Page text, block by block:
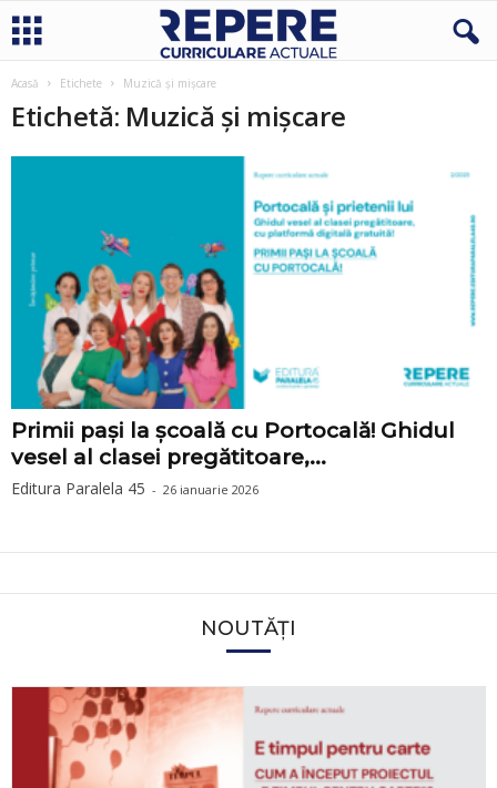
Acasă Etichete Muzică și mișcare
Etichetă: Muzică și mișcare
Primii pași la școală cu Portocală! Ghidul
vesel al clasei pregătitoare,...
Editura Paralela 45 - 26 ianuarie 2026
NOUTĂȚI